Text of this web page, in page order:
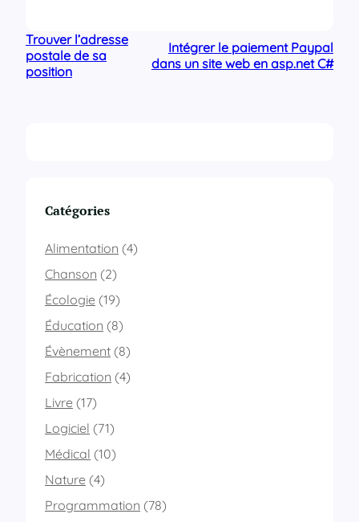
Trouver l’adresse
postale de sa
position
Intégrer le paiement Paypal
dans un site web en asp.net C#
Catégories
Alimentation (4)
Chanson (2)
Écologie (19)
Éducation (8)
Évènement (8)
Fabrication (4)
Livre (17)
Logiciel (71)
Médical (10)
Nature (4)
Programmation (78)